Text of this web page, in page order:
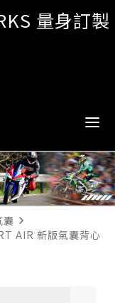
量身訂製
囊 navigate_next
AIR 新版氣囊背心